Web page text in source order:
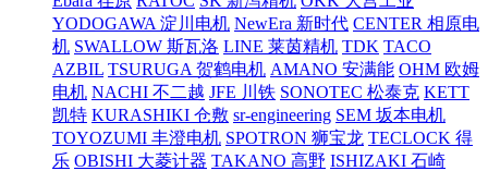
YODOGAWA 淀川电机 NewEra 新时代 CENTER 相原电
机 SWALLOW 斯瓦洛 LINE 莱茵精机 TDK TACO
AZBIL TSURUGA 贺鹤电机 AMANO 安满能 OHM 欧姆
电机 NACHI 不二越 JFE 川铁 SONOTEC 松泰克 KETT
凯特 KURASHIKI 仓敷 sr-engineering SEM 坂本电机
TOYOZUMI 丰澄电机 SPOTRON 狮宝龙 TECLOCK 得
乐 OBISHI 大菱计器 TAKANO 高野 ISHIZAKI 石崎